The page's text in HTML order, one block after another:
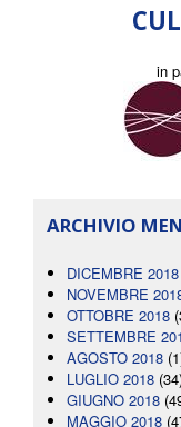
in
ARCHIVIO
DICEMBRE 2018
NOVEMBRE
OTTOBRE 2018
SETTEMBRE
AGOSTO 2018
LUGLIO 2018
GIUGNO 2018
MAGGIO 2018